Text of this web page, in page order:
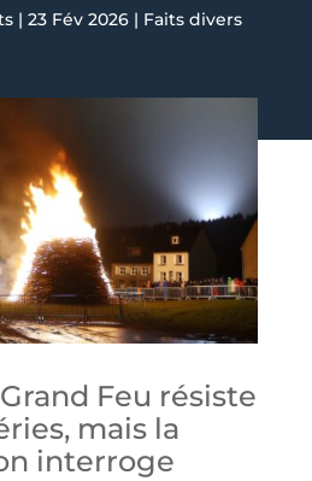
| 23 Fév 2026| Faits divers
Feu résiste
mais la
interroge